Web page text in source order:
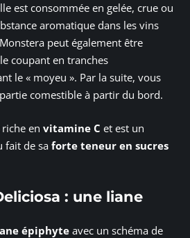
est consommée en gelée, crue ou
aromatique dans les vins
peut également être
coupant en tranches
le « moyeu ». Par la suite, vous
comestible à partir du bord.
en vitamine C et est un
fait de saforte teneur en sucres
: une liane
épiphyte avec un schéma de